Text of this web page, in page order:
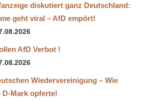
diskutiert ganz Deutschland:
geht viral – AfD empört!
AfD Verbot !
Wiedervereinigung – Wie
opferte!